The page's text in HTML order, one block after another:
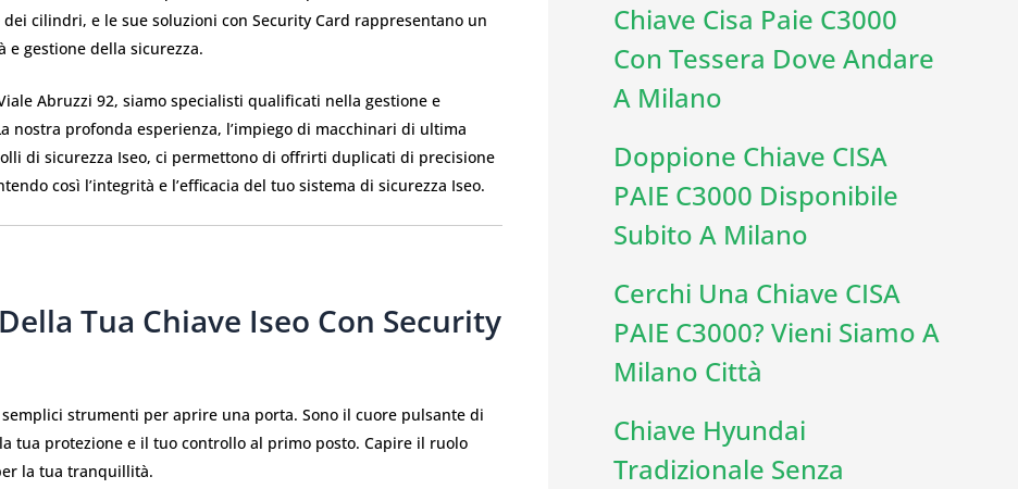
cilindri, e le sue soluzioni con Security Card rappresentano un
gestione della sicurezza.
Abruzzi 92, siamo specialisti qualificati nella gestione e
nostra profonda esperienza, l’impiego di macchinari di ultima
di sicurezza Iseo, ci permettono di offrirti duplicati di precisione
così l’integrità e l’efficacia del tuo sistema di sicurezza Iseo.
Tua Chiave Iseo Con Security
strumenti per aprire una porta. Sono il cuore pulsante di
tua protezione e il tuo controllo al primo posto. Capire il ruolo
la tua tranquillità.
Chiave Cisa Paie C3000
Con Tessera Dove Andare
A Milano
Doppione Chiave CISA
PAIE C3000 Disponibile
Subito A Milano
Cerchi Una Chiave CISA
PAIE C3000? Vieni Siamo A
Milano Città
Chiave Hyundai
Tradizionale Senza